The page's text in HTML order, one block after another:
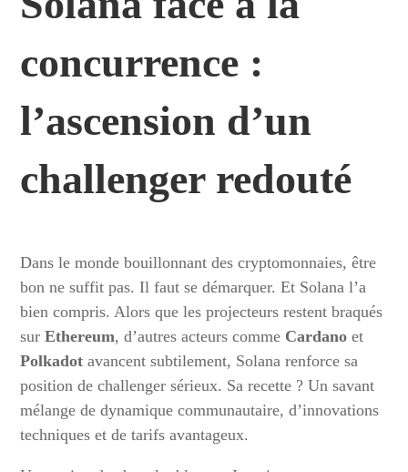
concurrence :
l’ascension d’un
challenger redouté
Dans le monde bouillonnant des cryptomonnaies, être
bon ne suffit pas. Il faut se démarquer. Et Solana l’a
bien compris. Alors que les projecteurs restent braqués
surEthereum, d’autres acteurs comme Cardano et
Polkadot avancent subtilement, Solana renforce sa
position de challenger sérieux. Sa recette ? Un savant
mélange de dynamique communautaire, d’innovations
techniques et de tarifs avantageux.